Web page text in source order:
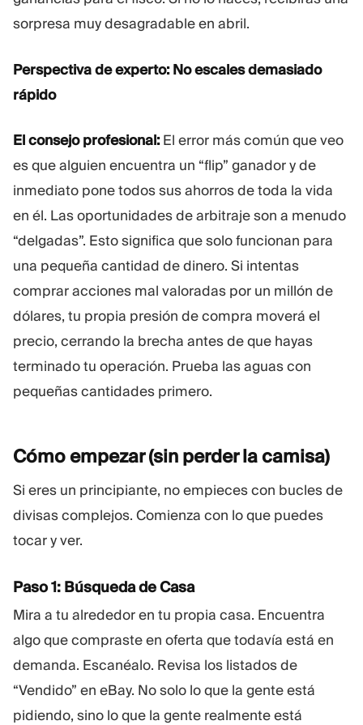
sorpresa muy desagradable en abril.
Perspectiva de experto: No escales demasiado
rápido
El consejo profesional:El error más común que veo
es que alguien encuentra un “flip” ganador y de
inmediato pone todos sus ahorros de toda la vida
en él. Las oportunidades de arbitraje son a menudo
“delgadas”. Esto significa que solo funcionan para
una pequeña cantidad de dinero. Si intentas
comprar acciones mal valoradas por un millón de
dólares, tu propia presión de compra moverá el
precio, cerrando la brecha antes de que hayas
terminado tu operación. Prueba las aguas con
pequeñas cantidades primero.
Cómo empezar (sin perder lacamisa)
Si eres un principiante, no empieces con bucles de
divisas complejos. Comienza con lo que puedes
tocar y ver.
Paso 1: Búsqueda de Casa
Mira a tu alrededor en tu propia casa. Encuentra
algo que compraste en oferta que todavía está en
demanda. Escanéalo. Revisa los listados de
“Vendido” en eBay. No solo lo que la gente está
pidiendo, sino lo que la gente realmente está